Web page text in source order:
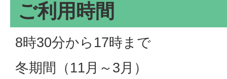
ご利用時間
8時30分から17時まで
冬期間（11月～3月）